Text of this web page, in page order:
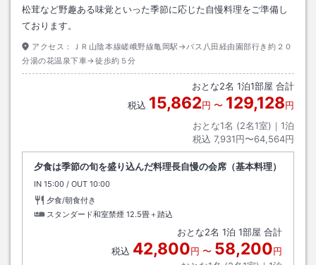
松茸など野趣ある味覚といった季節に応じた自慢料理をご準備し
ております。
アクセス：
ＪＲ山陰本線嵯峨野線亀岡駅→バス八田経由園部行き約２０
分湯の花温泉下車→徒歩約５分
おとな2名 1泊1部屋 合計
税込 15,862円 〜 129,128円
おとな1名 (2名1室)｜ 1泊
税込 7,931円〜64,564円
夕食は季節の旬を盛り込んだ料理長自慢の会席（基本料理）
IN チェックイン
15:00 / OUT チェックアウト
10:00
夕食/朝食付き
スタンダード和室禁煙 12.5畳＋踏込
おとな2名 1泊 1部屋 合計
税込 42,800円 〜 58,200円